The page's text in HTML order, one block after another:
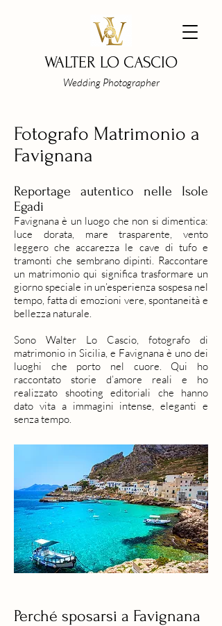
WALTER LO CASCIO
Wedding Photographer
Fotografo Matrimonio a
Favignana
Reportage autentico nelle Isole
Egadi
Favignana è un luogo che non si dimentica:
luce dorata, mare trasparente, vento
leggero che accarezza le cave di tufo e
tramonti che sembrano dipinti. Raccontare
un matrimonio qui significa trasformare un
giorno speciale in un’esperienza sospesa nel
tempo, fatta di emozioni vere, spontaneità e
bellezza naturale.
Sono Walter Lo Cascio, fotografo di
matrimonio in Sicilia, e Favignana è uno dei
luoghi che porto nel cuore. Qui ho
raccontato storie d’amore reali e ho
realizzato shooting editoriali che hanno
dato vita a immagini intense, eleganti e
senza tempo.
Perché sposarsi a Favignana